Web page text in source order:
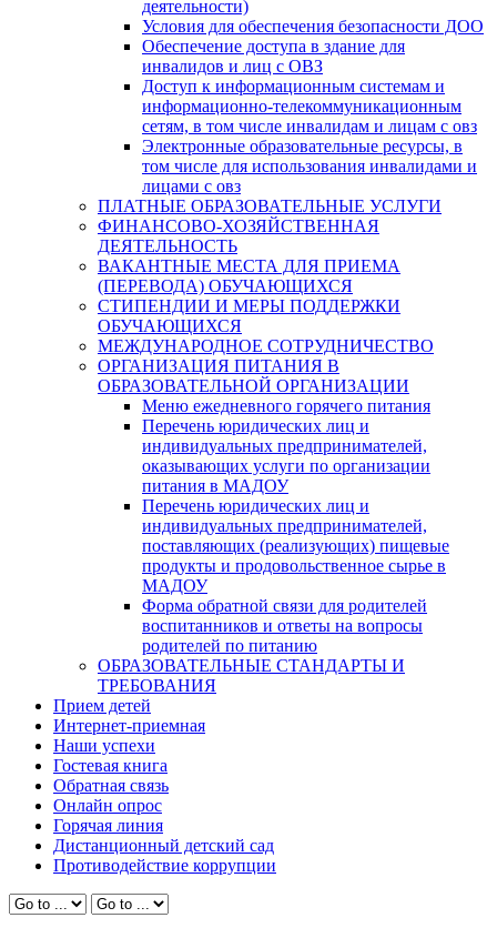
деятельности)
Условия для обеспечения безопасности ДОО
Обеспечение доступа в здание для
инвалидов и лиц с ОВЗ
Доступ к информационным системам и
информационно-телекоммуникационным
сетям, в том числе инвалидам и лицам с овз
Электронные образовательные ресурсы, в
том числе для использования инвалидами и
лицами с овз
ПЛАТНЫЕ ОБРАЗОВАТЕЛЬНЫЕ УСЛУГИ
ФИНАНСОВО-ХОЗЯЙСТВЕННАЯ
ДЕЯТЕЛЬНОСТЬ
ВАКАНТНЫЕ МЕСТА ДЛЯ ПРИЕМА
(ПЕРЕВОДА) ОБУЧАЮЩИХСЯ
СТИПЕНДИИ И МЕРЫ ПОДДЕРЖКИ
ОБУЧАЮЩИХСЯ
МЕЖДУНАРОДНОЕ СОТРУДНИЧЕСТВО
ОРГАНИЗАЦИЯ ПИТАНИЯ В
ОБРАЗОВАТЕЛЬНОЙ ОРГАНИЗАЦИИ
Меню ежедневного горячего питания
Перечень юридических лиц и
индивидуальных предпринимателей,
оказывающих услуги по организации
питания в МАДОУ
Перечень юридических лиц и
индивидуальных предпринимателей,
поставляющих (реализующих) пищевые
продукты и продовольственное сырье в
МАДОУ
Форма обратной связи для родителей
воспитанников и ответы на вопросы
родителей по питанию
ОБРАЗОВАТЕЛЬНЫЕ СТАНДАРТЫ И
ТРЕБОВАНИЯ
Прием детей
Интернет-приемная
Наши успехи
Гостевая книга
Обратная связь
Онлайн опрос
Горячая линия
Дистанционный детский сад
Противодействие коррупции